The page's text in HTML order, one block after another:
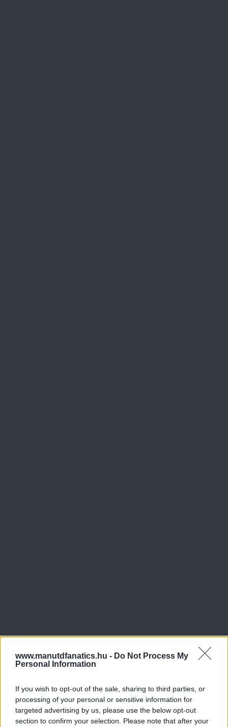
www.manutdfanatics.hu - Do Not Process My
Personal Information
If you wish to opt-out of the sale, sharing to third parties, or
processing of your personal or sensitive information for
targeted advertising by us, please use the below opt-out
section to confirm your selection. Please note that after your